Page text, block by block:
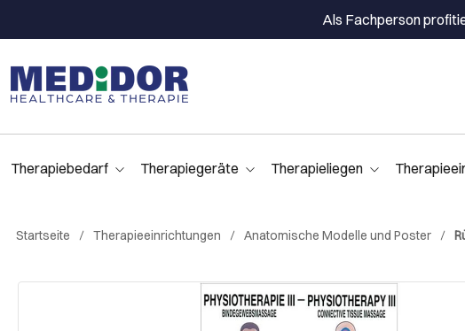
Als Fachperson
Therapiebedarf Therapiegeräte Therapieliegen
Startseite Therapieeinrichtungen Anatomische Modelle und Poster